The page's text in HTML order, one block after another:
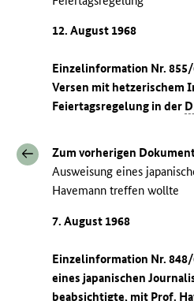
12. August 1968
Einzelinformation Nr.
Versen mit hetzerischem
Feiertagsregelung in der
Zum vorherigen
Ausweisung eines
Havemann treffen wollte
7. August 1968
Einzelinformation Nr.
eines japanischen
beabsichtigte, mit Prof.